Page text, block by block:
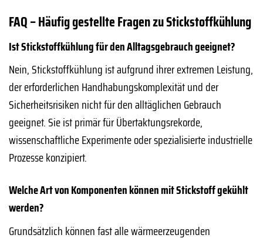
FAQ – Häufig gestellte Fragen zu Stickstoffkühlung
Ist Stickstoffkühlung für den Alltagsgebrauch geeignet?
Nein, Stickstoffkühlung ist aufgrund ihrer extremen Leistung,
der erforderlichen Handhabungskomplexität und der
Sicherheitsrisiken nicht für den alltäglichen Gebrauch
geeignet. Sie ist primär für Übertaktungsrekorde,
wissenschaftliche Experimente oder spezialisierte industrielle
Prozesse konzipiert.
Welche Art von Komponenten können mit Stickstoff gekühlt
werden?
Grundsätzlich können fast alle wärmeerzeugenden